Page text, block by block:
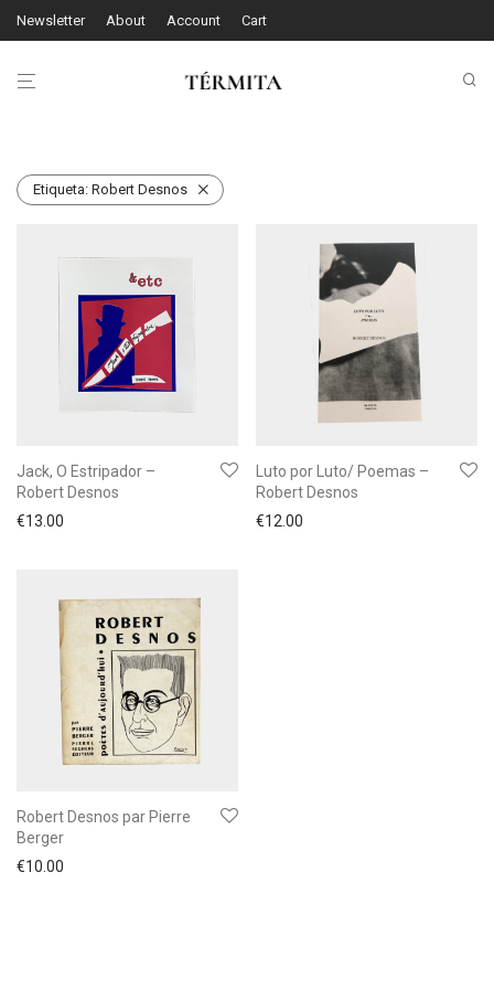
Newsletter About Account Cart
Etiqueta: Robert Desnos
Jack, O Estripador –
Robert Desnos
€13.00
Luto por Luto/ Poemas –
Robert Desnos
€12.00
Robert Desnos par Pierre
Berger
€10.00